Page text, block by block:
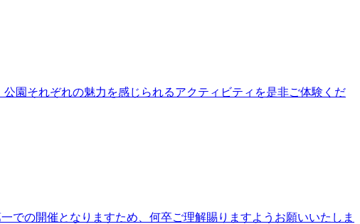
園それぞれの魅力を感じられるアクティビティを是非ご体験くだ
の開催となりますため、何卒ご理解賜りますようお願いいたしま